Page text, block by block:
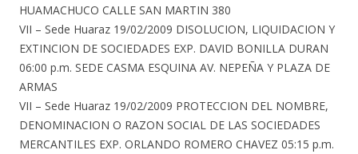
HUAMACHUCO CALLE SAN MARTIN 380
VII – Sede Huaraz 19/02/2009 DISOLUCION, LIQUIDACION Y
EXTINCION DE SOCIEDADES EXP. DAVID BONILLA DURAN
06:00 p.m. SEDE CASMA ESQUINA AV. NEPEÑA Y PLAZA DE
ARMAS
VII – Sede Huaraz 19/02/2009 PROTECCION DEL NOMBRE,
DENOMINACION O RAZON SOCIAL DE LAS SOCIEDADES
MERCANTILES EXP. ORLANDO ROMERO CHAVEZ 05:15 p.m.